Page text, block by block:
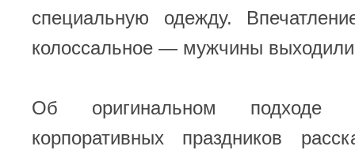
специальную одежду.
колоссальное — мужчины
Об оригинальном подходе
корпоративных праздников